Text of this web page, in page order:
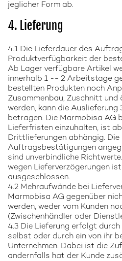
jeglicher Form ab.
4. Lieferung
4.1 Die Lieferdauer des
Produktverfügbarkeit der
Ab Lager verfügbare Artikel
innerhalb 1 -- 2 Arbeitstage
bestellten Produkten noch
Zusammenbau, Zuschnitt und
werden, kann die
betragen. Die Marmobisa AG
Lieferfristen einzuhalten, ist
Drittlieferungen abhängig. Die
Auftragsbestätigungen
sind unverbindliche
wegen Lieferverzögerungen
ausgeschlossen.
4.2 Mehraufwände bei
Marmobisa AG gegenüber
werden, weder vom Kunden
(Zwischenhändler oder
4.3 Die Lieferung erfolgt
selbst oder durch ein von ihr
Unternehmen. Dabei ist die
andernfalls hat der Kunde